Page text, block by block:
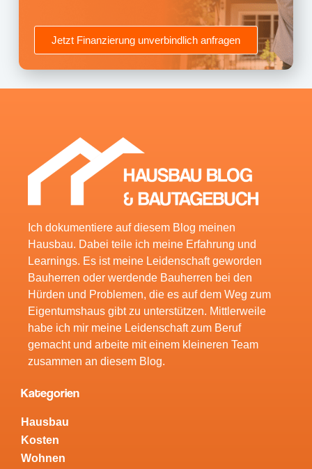
Jetzt Finanzierung unverbindlich anfragen
Ich dokumentiere auf diesem Blog meinen
Hausbau. Dabei teile ich meine Erfahrung und
Learnings. Es ist meine Leidenschaft geworden
Bauherren oder werdende Bauherren bei den
Hürden und Problemen, die es auf dem Weg zum
Eigentumshaus gibt zu unterstützen. Mittlerweile
habe ich mir meine Leidenschaft zum Beruf
gemacht und arbeite mit einem kleineren Team
zusammen an diesem Blog.
Kategorien
Hausbau
Kosten
Wohnen